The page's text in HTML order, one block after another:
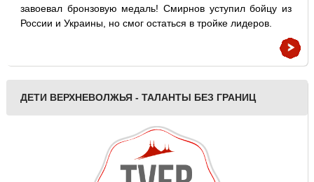
завоевал бронзовую медаль! Смирнов уступил бойцу из
России и Украины, но смог остаться в тройке лидеров.
ДЕТИ ВЕРХНЕВОЛЖЬЯ - ТАЛАНТЫ БЕЗ ГРАНИЦ